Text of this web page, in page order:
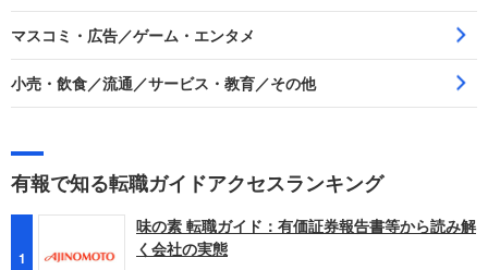
マスコミ・広告／ゲーム・エンタメ
小売・飲食／流通／サービス・教育／その他
有報で知る転職ガイドアクセスランキング
1
味の素 転職ガイド：有価証券報告書等から読み解
く会社の実態